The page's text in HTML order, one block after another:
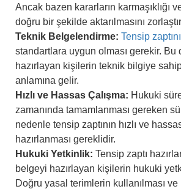
Ancak bazen kararların karmaşıklığı
doğru bir şekilde aktarılmasını
Teknik Belgelendirme: Tensip
standartlara uygun olması gerekir. Bu
hazırlayan kişilerin teknik bilgiye
anlamına gelir.
Hızlı ve Hassas Çalışma: Hukuki
zamanında tamamlanması gereken
nedenle tensip zaptının hızlı ve
hazırlanması gereklidir.
Hukuki Yetkinlik: Tensip zaptı
belgeyi hazırlayan kişilerin hukuki
Doğru yasal terimlerin kullanılması